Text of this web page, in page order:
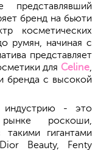
бренд на бьюти
косметических
румян, начиная с
представляет
для Celine,
бренда с высокой
индустрию - это
роскоши,
гигантами
Beauty, Fenty